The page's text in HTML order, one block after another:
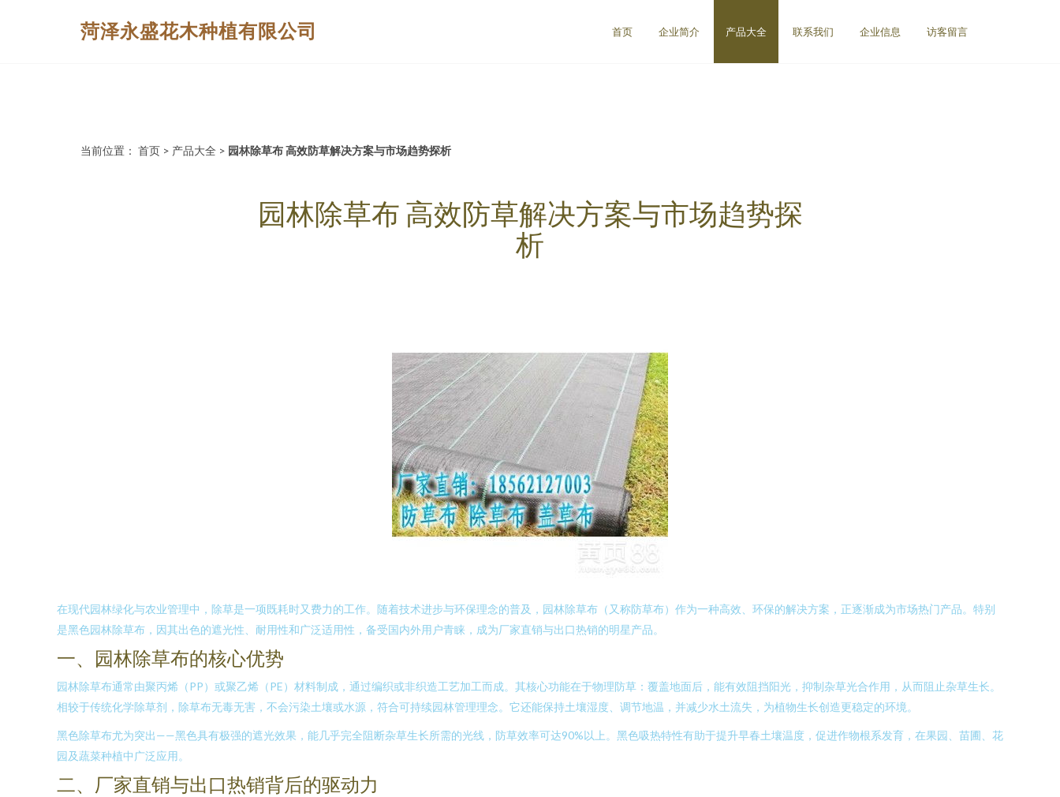
菏泽永盛花木种植有限公司 首页 企业简介 产品大全 联系我们 企业信息 访客留言
当前位置： 首页 > 产品大全 > 园林除草布 高效防草解决方案与市场趋势探析
园林除草布 高效防草解决方案与市场趋势探
析
在现代园林绿化与农业管理中，除草是一项既耗时又费力的工作。随着技术进步与环保理念的普及，园林除草布（又称防草布）作为一种高效、环保的解决方案，正逐渐成为市场热门产品。特别
是黑色园林除草布，因其出色的遮光性、耐用性和广泛适用性，备受国内外用户青睐，成为厂家直销与出口热销的明星产品。
一、园林除草布的核心优势
园林除草布通常由聚丙烯（PP）或聚乙烯（PE）材料制成，通过编织或非织造工艺加工而成。其核心功能在于物理防草：覆盖地面后，能有效阻挡阳光，抑制杂草光合作用，从而阻止杂草生长。
相较于传统化学除草剂，除草布无毒无害，不会污染土壤或水源，符合可持续园林管理理念。它还能保持土壤湿度、调节地温，并减少水土流失，为植物生长创造更稳定的环境。
黑色除草布尤为突出——黑色具有极强的遮光效果，能几乎完全阻断杂草生长所需的光线，防草效率可达90%以上。黑色吸热特性有助于提升早春土壤温度，促进作物根系发育，在果园、苗圃、花
园及蔬菜种植中广泛应用。
二、厂家直销与出口热销背后的驱动力